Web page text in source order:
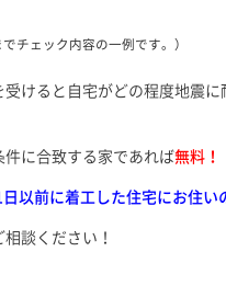
でチェック内容の一例です。）
受けると自宅がどの程度地震に
件に合致する家であれば無料！
以前に着工した住宅にお住い
談ください！